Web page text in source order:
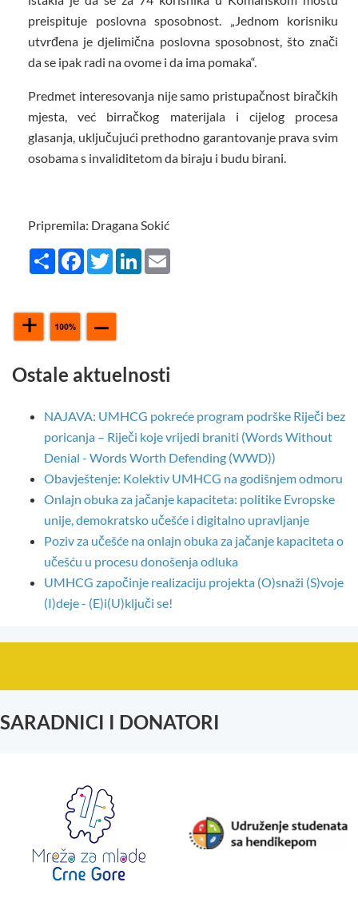
preispituje poslovna sposobnost. „Jednom korisniku
utvrđena je djelimična poslovna sposobnost, što znači
da se ipak radi na ovome i da ima pomaka“.
Predmet interesovanja nije samo pristupačnost biračkih
mjesta, već birračkog materijala i cijelog procesa
glasanja, uključujući prethodno garantovanje prava svim
osobama s invaliditetom da biraju i budu birani.
Pripremila: Dragana Sokić
Share FacebookTwitterLinkedIn
Ostale aktuelnosti
NAJAVA: UMHCG pokreće program podrške Riječi bez
poricanja – Riječi koje vrijedi braniti (Words Without
Denial - Words Worth Defending (WWD))
Obavještenje: Kolektiv UMHCG na godišnjem odmoru
Onlajn obuka za jačanje kapaciteta: politike Evropske
unije, demokratsko učešće i digitalno upravljanje
Poziv za učešće na onlajn obuka za jačanje kapaciteta o
učešću u procesu donošenja odluka
UMHCG započinje realizaciju projekta (O)snaži (S)voje
(I)deje - (E)i(U)ključi se!
SARADNICI I DONATORI